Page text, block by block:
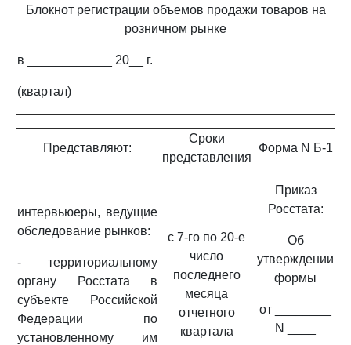
Блокнот регистрации объемов продажи товаров на
розничном рынке
в ____________ 20__ г.
(квартал)
Представляют:
Сроки
представления
Форма N Б-1
интервьюеры, ведущие
обследование рынков:
- территориальному
органу Росстата в
субъекте Российской
Федерации по
установленному им
с 7-го по 20-е
число
последнего
месяца
отчетного
квартала
Приказ
Росстата:
Об
утверждении
формы
от ________
N ____